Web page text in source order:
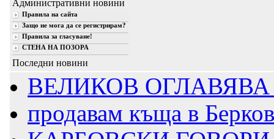
Административни новини
Правила на сайта
Защо не мога да се регистрирам?
Правила за гласуване!
СТЕНА НА ПОЗОРА
Последни новини
ВЕЛИКОВ
продавам къща в